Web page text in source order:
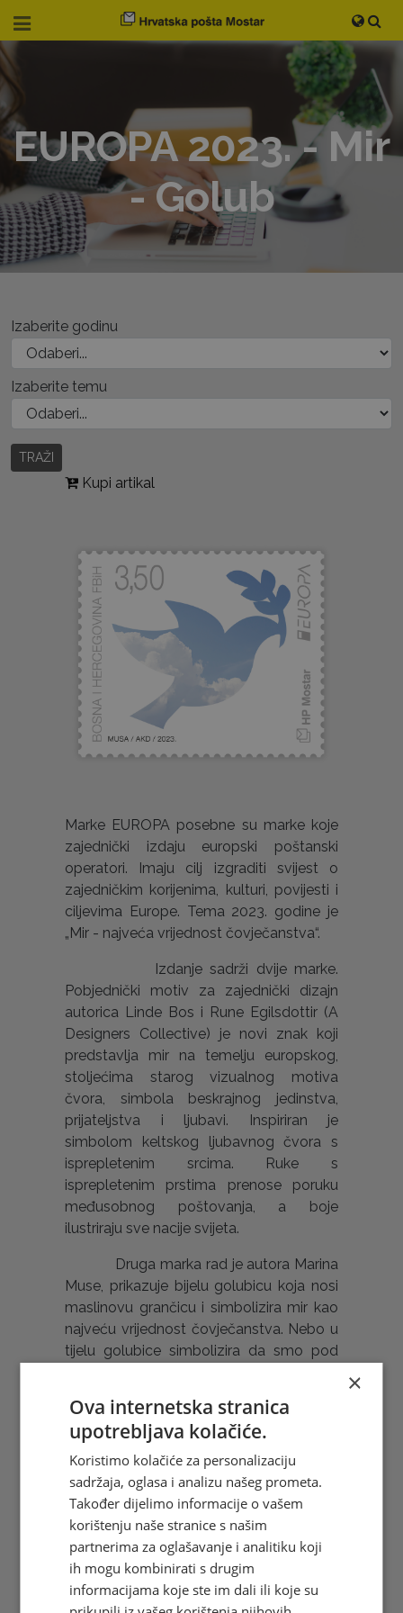
EUROPA 2023. - Mir
- Golub
Izaberite godinu
Izaberite temu
TRAŽI
Kupi artikal
Marke EUROPA posebne su marke koje
zajednički izdaju europski poštanski
operatori. Imaju cilj izgraditi svijest o
zajedničkim korijenima, kulturi, povijesti i
ciljevima Europe. Tema 2023. godine je
„Mir - najveća vrijednost čovječanstva“.
Izdanje sadrži dvije marke.
Pobjednički motiv za zajednički dizajn
autorica Linde Bos i Rune Egilsdottir (A
Designers Collective) je novi znak koji
predstavlja mir na temelju europskog,
stoljećima starog vizualnog motiva
čvora, simbola beskrajnog jedinstva,
prijateljstva i ljubavi. Inspiriran je
simbolom keltskog ljubavnog čvora s
isprepletenim srcima. Ruke s
isprepletenim prstima prenose poruku
međusobnog poštovanja, a boje
ilustriraju sve nacije svijeta.
Druga marka rad je autora Marina
Muse, prikazuje bijelu golubicu koja nosi
maslinovu grančicu i simbolizira mir kao
najveću vrijednost čovječanstva. Nebo u
tijelu golubice simbolizira da smo pod
jedna od najlakše ukrotivih ptica, bijela
golubica simbol je mira, nevinosti i ljubavi.
Maslinova grančica u njenom kljunu
predstavlja ispunjenje i nadu nakon
mračnih vremena. Golubica nosi poruku
harmonije i ukazuje da ratovi i sukobi
nikad nisu rješenje. (Željka Šaravanja)
×
Ova internetska stranica
upotrebljava kolačiće.
Koristimo kolačiće za personalizaciju
sadržaja, oglasa i analizu našeg prometa.
Također dijelimo informacije o vašem
korištenju naše stranice s našim
partnerima za oglašavanje i analitiku koji
ih mogu kombinirati s drugim
informacijama koje ste im dali ili koje su